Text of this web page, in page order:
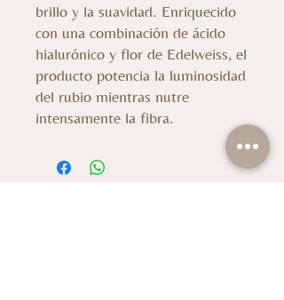
brillo y la suavidad. Enriquecido
con una combinación de ácido
hialurónico y flor de Edelweiss, el
producto potencia la luminosidad
del rubio mientras nutre
intensamente la fibra.